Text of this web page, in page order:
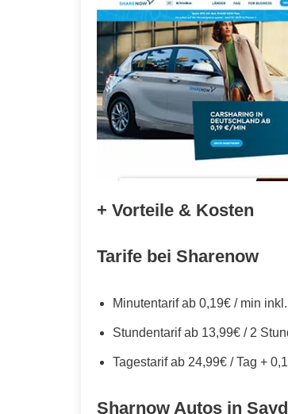
+ Vorteile & Kosten
Tarife bei Sharenow
Minutentarif ab 0,19€ / min
Stundentarif ab 13,99€ / 2
Tagestarif ab 24,99€ / Tag +
Sharnow Autos in